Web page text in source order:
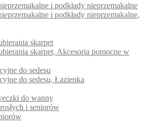
i podkłady nieprzemakalne
i podkłady nieprzemakalne,
skarpet
skarpet, Akcesoria pomocne w
do sedesu
do sedesu, Łazienka
do wanny
i seniorów